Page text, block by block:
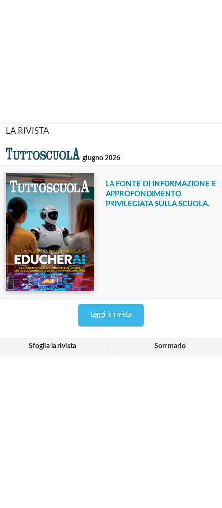
LA RIVISTA
giugno 2026
LA FONTE DI INFORMAZIONE E
APPROFONDIMENTO
PRIVILEGIATA SULLA SCUOLA.
Leggi la rivista
Sfoglia la rivista Sommario